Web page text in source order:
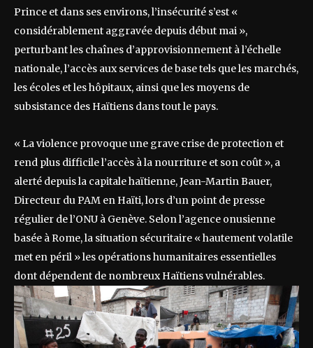
Prince et dans ses environs, l’insécurité s’est «
considérablement aggravée depuis début mai »,
perturbant les chaînes d’approvisionnement à l’échelle
nationale, l’accès aux services de base tels que les marchés,
les écoles et les hôpitaux, ainsi que les moyens de
subsistance des Haïtiens dans tout le pays.
« La violence provoque une grave crise de protection et
rend plus difficile l’accès à la nourriture et son coût », a
alerté depuis la capitale haïtienne, Jean-Martin Bauer,
Directeur du PAM en Haïti, lors d’un point de presse
régulier de l’ONU à Genève. Selon l’agence onusienne
basée à Rome, la situation sécuritaire « hautement volatile
met en péril » les opérations humanitaires essentielles
dont dépendent de nombreux Haïtiens vulnérables.